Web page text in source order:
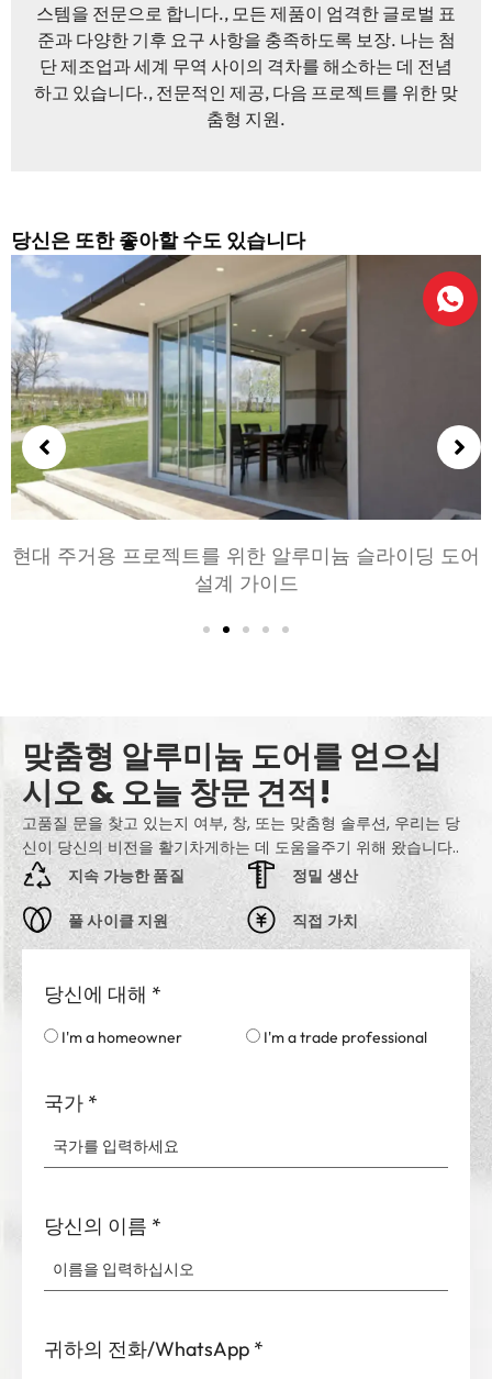
스템을 전문으로 합니다., 모든 제품이 엄격한 글로벌 표
준과 다양한 기후 요구 사항을 충족하도록 보장. 나는 첨
단 제조업과 세계 무역 사이의 격차를 해소하는 데 전념
하고 있습니다., 전문적인 제공, 다음 프로젝트를 위한 맞
춤형 지원.
당신은 또한 좋아할 수도 있습니다
이딩 도어
침실과 거실을 위한 알루미늄 문 선택하
일, 및 개인 정보 보호
맞춤형 알루미늄 도어를 얻으십
시오 & 오늘 창문 견적!
고품질 문을 찾고 있는지 여부, 창, 또는 맞춤형 솔루션, 우리는 당
신이 당신의 비전을 활기차게하는 데 도움을주기 위해 왔습니다..
지속 가능한 품질
풀 사이클 지원
정밀 생산
직접 가치
당신에 대해 *
I'm a homeowner I'm a trade professional
국가 *
당신의 이름 *
귀하의 전화/WhatsApp *